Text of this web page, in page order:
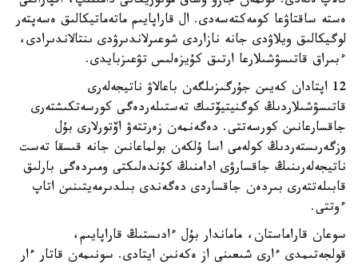
ەستە ساقتاۋعا كومەكتەسەدى. ال قاراپايىم ماتەماتيكالىق ەسەپتەر
لوگيكالىق ويلاۋدى جانە نازاردى شوعىرلاندىرۋدى ىنتالاندىرادى،
ءبىراق قاتىسۋشىلارعا ارتىق كۇيزەلىس تۋعىزبايدى.
12 اپتادان كەيىن جۇرگىزىلگەن باعالاۋ ناتيجەلەرى
قاتىسۋشىلاردىڭ كوگنيتيۆتىك تەستىلەردەگى كورسەتكىشتەرى
جاقسارعانىن كورسەتتى. دەگەنمەن زەرتتەۋ اۆتورلارى بۇل
وزگەرىستەردىڭ كولەمى اسا ۇلكەن بولماعانىن جانە قىسقا تەست
ناتيجەلەرىنىڭ جاقسارۋى ادامنىڭ كۇندەلىكتى ومىردەگى بارلىق
قابىلەتتەرى بىردەن جاقساردى دەگەندى بىلدىرمەيتىنىن اتاپ
ءوتتى.
سوعان قاراماستان، ماماندار بۇل ءادىستىڭ قاراپايىم،
قولجەتىمدى ءارى شىعىنى از ەكەنىن ايتادى. سونىمەن قاتار ءار